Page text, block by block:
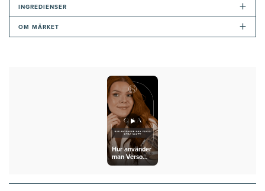
INGREDIENSER +
OM MÄRKET +
Hur använder
man Verso
Daily Glow?